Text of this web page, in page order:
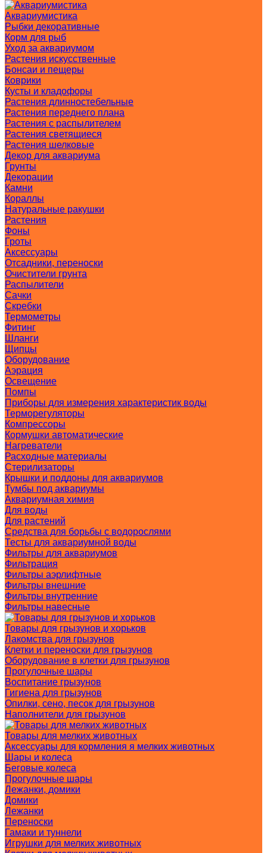
Аквариумистика
Рыбки декоративные
Корм для рыб
Уход за аквариумом
Растения искусственные
Бонсаи и пещеры
Коврики
Кусты и кладофоры
Растения длинностебельные
Растения переднего плана
Растения с распылителем
Растения светящиеся
Растения шелковые
Декор для аквариума
Грунты
Декорации
Камни
Кораллы
Натуральные ракушки
Растения
Фоны
Гроты
Аксессуары
Отсадники, переноски
Очистители грунта
Распылители
Сачки
Скребки
Термометры
Фитинг
Шланги
Щипцы
Оборудование
Аэрация
Освещение
Помпы
Приборы для измерения характеристик воды
Терморегуляторы
Компрессоры
Кормушки автоматические
Нагреватели
Расходные материалы
Стерилизаторы
Крышки и поддоны для аквариумов
Тумбы под аквариумы
Аквариумная химия
Для воды
Для растений
Средства для борьбы с водорослями
Тесты для аквариумной воды
Фильтры для аквариумов
Фильтрация
Фильтры аэрлифтные
Фильтры внешние
Фильтры внутренние
Фильтры навесные
Товары для грызунов и хорьков
Лакомства для грызунов
Клетки и переноски для грызунов
Оборудование в клетки для грызунов
Прогулочные шары
Воспитание грызунов
Гигиена для грызунов
Опилки, сено, песок для грызунов
Наполнители для грызунов
Товары для мелких животных
Аксессуары для кормления я мелких животных
Шары и колеса
Беговые колеса
Прогулочные шары
Лежанки, домики
Домики
Лежанки
Переноски
Гамаки и туннели
Игрушки для мелких животных